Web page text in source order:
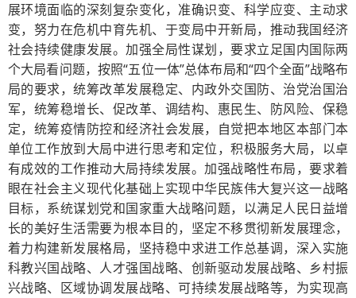
展环境面临的深刻复杂变化，准确识变、科学应变、主动求
变，努力在危机中育先机、于变局中开新局，推动我国经济
社会持续健康发展。加强全局性谋划，要求立足国内国际两
个大局看问题，按照“五位一体”总体布局和“四个全面”战略布
局的要求，统筹改革发展稳定、内政外交国防、治党治国治
军，统筹稳增长、促改革、调结构、惠民生、防风险、保稳
定，统筹疫情防控和经济社会发展，自觉把本地区本部门本
单位工作放到大局中进行思考和定位，积极服务大局，以卓
有成效的工作推动大局持续发展。加强战略性布局，要求着
眼在社会主义现代化基础上实现中华民族伟大复兴这一战略
目标，系统谋划党和国家重大战略问题，以满足人民日益增
长的美好生活需要为根本目的，坚定不移贯彻新发展理念，
着力构建新发展格局，坚持稳中求进工作总基调，深入实施
科教兴国战略、人才强国战略、创新驱动发展战略、乡村振
兴战略、区域协调发展战略、可持续发展战略等，为实现高